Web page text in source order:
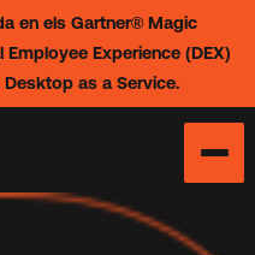
en els Gartner® Magic
Experience (DEX)
as a Service.